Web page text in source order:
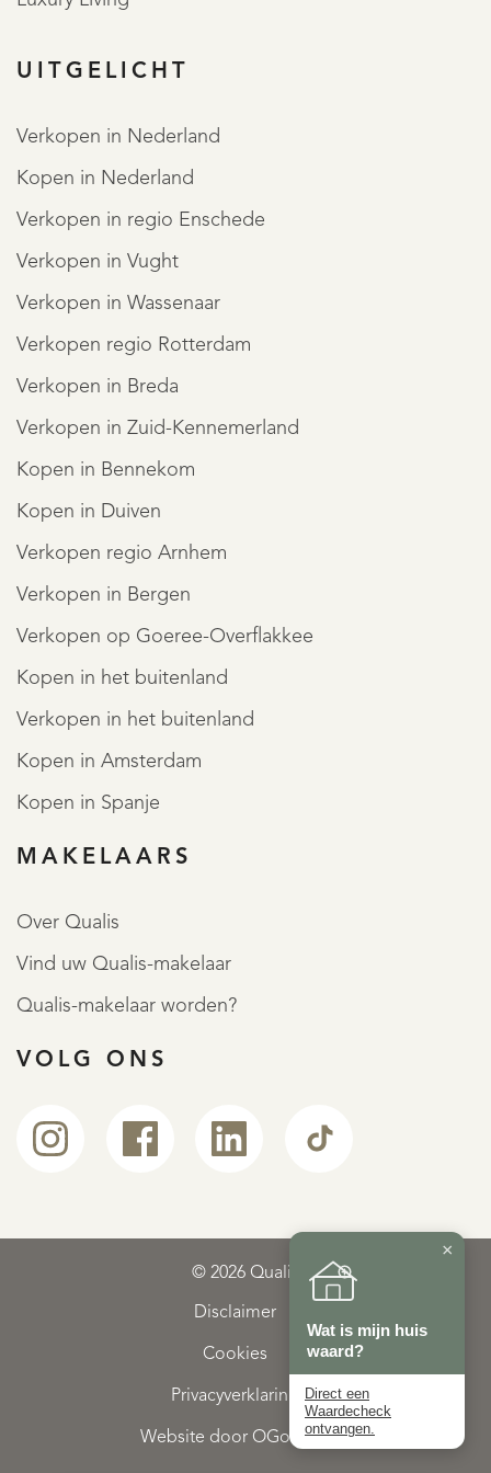
onderhandeling te treden.
woninginformatie.
MEER LEZEN
MINDER LEZEN
UITGELICHT
Verkopen in Nederland
Kopen in Nederland
Verkopen in regio Enschede
Verkopen in Vught
Verkopen in Wassenaar
Verkopen regio Rotterdam
Verkopen in Breda
Verkopen in Zuid-Kennemerland
Kopen in Bennekom
Kopen in Duiven
Verkopen regio Arnhem
Verkopen in Bergen
Verkopen op Goeree-Overflakkee
Kopen in het buitenland
Verkopen in het buitenland
Kopen in Amsterdam
Kopen in Spanje
MAKELAARS
Over Qualis
Vind uw Qualis-makelaar
Qualis-makelaar worden?
VOLG ONS
© 2026 Qualis
Disclaimer
Cookies
Privacyverklaring
Website door OGonline
REGISTREER
×
Wat is mijn huis
waard?
Direct een
Waardecheck
ontvangen.